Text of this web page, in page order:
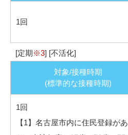
1回
[定期※3] [不活化]
対象/接種時期
(標準的な接種時期)
1回
【1】名古屋市内に住民登録があ